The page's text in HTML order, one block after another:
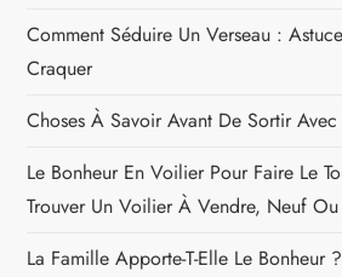
Comment Séduire Un Verseau :
Craquer
Choses À Savoir Avant De Sortir Avec
Le Bonheur En Voilier Pour Faire Le
Trouver Un Voilier À Vendre, Neuf
La Famille Apporte-T-Elle Le Bonheur